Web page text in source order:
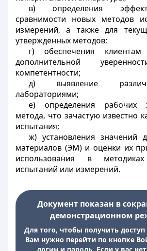
в) определения
сравнимости новых методов
измерений, а также для
утвержденных методов;
г) обеспечения клиентам
дополнительной
компетентности;
д) выявление
лабораториями;
е) определения рабочих
метода, что зачастую известно
испытания;
ж) установления значений
материалов (ЭМ) и оценки их
использования в
испытаний или измерений.
Документ показан в
демонстрационном
Для того, чтобы получить
Вам нужно перейти по кнопке